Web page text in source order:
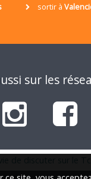
sortir à
sur les